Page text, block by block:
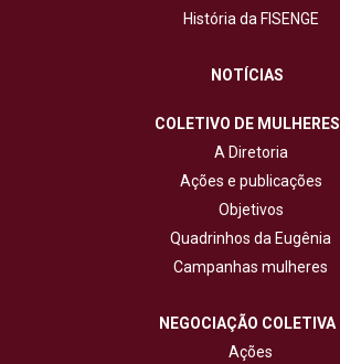
História da FISENGE
NOTÍCIAS
COLETIVO DE MULHERES
A Diretoria
Ações e publicações
Objetivos
Quadrinhos da Eugênia
Campanhas mulheres
NEGOCIAÇÃO COLETIVA
Ações